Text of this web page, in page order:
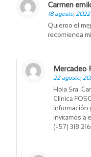
Carmen
18 agosto,
Quieroo el
recomienda
Mercadeo
22 agosto,
Hola Sra.
Clínica
información
invitamos a
(+57) 318